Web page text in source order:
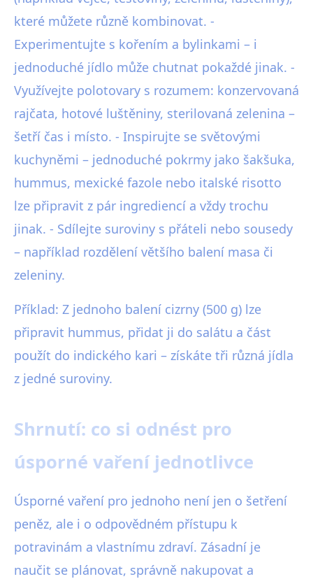
které můžete různě kombinovat. -
Experimentujte s kořením a bylinkami – i
jednoduché jídlo může chutnat pokaždé jinak. -
Využívejte polotovary s rozumem: konzervovaná
rajčata, hotové luštěniny, sterilovaná zelenina –
šetří čas i místo. - Inspirujte se světovými
kuchyněmi – jednoduché pokrmy jako šakšuka,
hummus, mexické fazole nebo italské risotto
lze připravit z pár ingrediencí a vždy trochu
jinak. - Sdílejte suroviny s přáteli nebo sousedy
– například rozdělení většího balení masa či
zeleniny.
Příklad: Z jednoho balení cizrny (500 g) lze
připravit hummus, přidat ji do salátu a část
použít do indického kari – získáte tři různá jídla
z jedné suroviny.
Shrnutí: co si odnést pro
úsporné vaření jednotlivce
Úsporné vaření pro jednoho není jen o šetření
peněz, ale i o odpovědném přístupu k
potravinám a vlastnímu zdraví. Zásadní je
naučit se plánovat, správně nakupovat a